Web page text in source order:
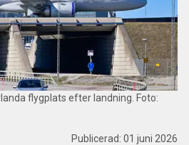
flygplats efter landning. Foto:
Publicerad: 01 juni 2026